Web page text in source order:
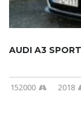
152000 2018